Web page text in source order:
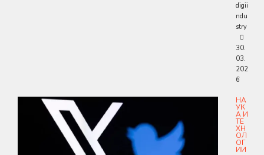
digii
ndu
stry
30.
03.
202
6
НА
УК
А И
ТЕ
ХН
ОЛ
ОГ
ИИ